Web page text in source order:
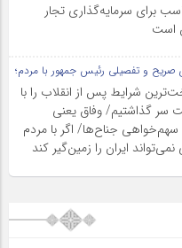
برای سرمایه‌گذاری تجار
است
و تفصیلی رئیس جمهور با مردم؛
شرایط پس از انقلاب را با
سر گذاشتیم/ وفاق یعنی
سهم‌خواهی جناح‌ها/ اگر با مردم
ایران را زمین‌گیر کند